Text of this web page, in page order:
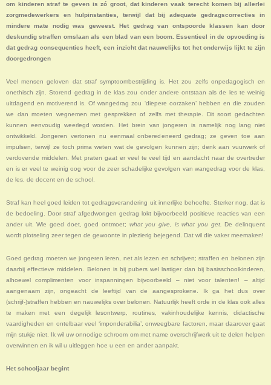
om kinderen straf te geven is zó groot, dat kinderen vaak terecht komen bij allerlei
zorgmedewerkers en hulpinstanties, terwijl dat bij adequate gedragscorrecties in
mindere mate nodig was geweest. Het gedrag van ontspoorde klassen kan door
deskundig straffen omslaan als een blad van een boom. Essentieel in de opvoeding is
dat gedrag consequenties heeft, een inzicht dat nauwelijks tot het onderwijs lijkt te zijn
doorgedrongen
Veel mensen geloven dat straf symptoombestrijding is. Het zou zelfs onpedagogisch en
onethisch zijn. Storend gedrag in de klas zou onder andere ontstaan als de les te weinig
uitdagend en motiverend is. Of wangedrag zou ‘diepere oorzaken’ hebben en die zouden
we dan moeten wegnemen met gesprekken of zelfs met therapie. Dit soort gedachten
kunnen eenvoudig weerlegd worden. Het brein van jongeren is namelijk nog lang niet
ontwikkeld. Jongeren vertonen nu eenmaal onberedeneerd gedrag; ze geven toe aan
impulsen, terwijl ze toch prima weten wat de gevolgen kunnen zijn; denk aan vuurwerk of
verdovende middelen. Met praten gaat er veel te veel tijd en aandacht naar de overtreder
en is er veel te weinig oog voor de zeer schadelijke gevolgen van wangedrag voor de klas,
de les, de docent en de school.
Straf kan heel goed leiden tot gedragsverandering uit innerlijke behoefte. Sterker nog, dat is
de bedoeling. Door straf afgedwongen gedrag lokt bijvoorbeeld positieve reacties van een
ander uit. Wie goed doet, goed ontmoet; what you give, is what you get. De delinquent
wordt plotseling zeer tegen de gewoonte in plezierig bejegend. Dat wil die vaker meemaken!
Goed gedrag moeten we jongeren leren, net als lezen en schrijven; straffen en belonen zijn
daarbij effectieve middelen. Belonen is bij pubers wel lastiger dan bij basisschoolkinderen,
alhoewel complimenten voor inspanningen bijvoorbeeld – niet voor talenten! – altijd
aangenaam zijn, ongeacht de leeftijd van de aangesprokene. Ik ga het dus over
(schrijf-)straffen hebben en nauwelijks over belonen. Natuurlijk heeft orde in de klas ook alles
te maken met een degelijk lesontwerp, routines, vakinhoudelijke kennis, didactische
vaardigheden en ontelbaar veel ‘imponderabilia’, onweegbare factoren, maar daarover gaat
mijn stukje niet. Ik wil uw onnodige schroom om met name overschrijfwerk uit te delen helpen
overwinnen en ik wil u uitleggen hoe u een en ander aanpakt.
Het schooljaar begint